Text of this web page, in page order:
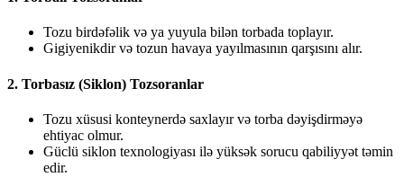
Tozu birdəfəlik və ya yuyula bilən torbada toplayır.
Gigiyenikdir və tozun havaya yayılmasının qarşısını alır.
2. Torbasız (Siklon) Tozsoranlar
Tozu xüsusi konteynerdə saxlayır və torba dəyişdirməyə
ehtiyac olmur.
Güclü siklon texnologiyası ilə yüksək sorucu qabiliyyət təmin
edir.